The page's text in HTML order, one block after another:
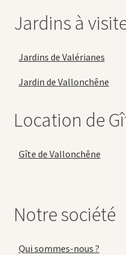
Jardins à
Jardins de Valérianes
Jardin de Vallonchêne
Location de
Gîte de Vallonchêne
Notre société
Qui sommes-nous ?